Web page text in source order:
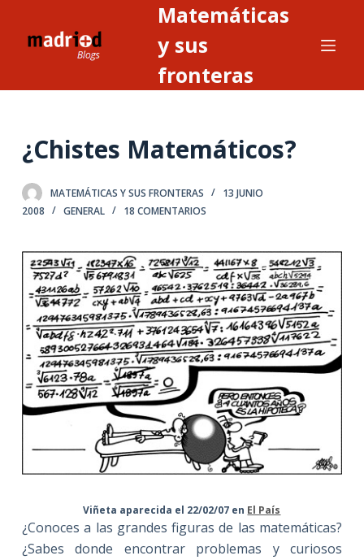
o
Matemáticas
y sus
fronteras
¿Chistes Matemáticos?
MATEMÁTICAS Y SUS FRONTERAS
13 JUNIO
2008
GENERAL 18 COMENTARIOS
Viñeta aparecida el 22/02/07 en El País
¿Conoces a las grandes figuras de las matemáticas?
¿Sabes donde encontrar problemas y curiosos